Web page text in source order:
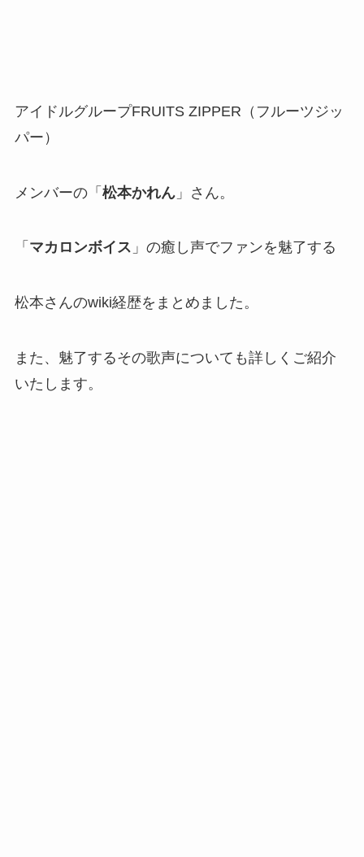
アイドルグループFRUITS ZIPPER（フルーツジッ
パー）
メンバーの「 松本かれん」さん。
「 マカロンボイス 」の癒し声でファンを魅了する
松本さんのwiki経歴をまとめました。
また、魅了するその歌声についても詳しくご紹介
いたします。